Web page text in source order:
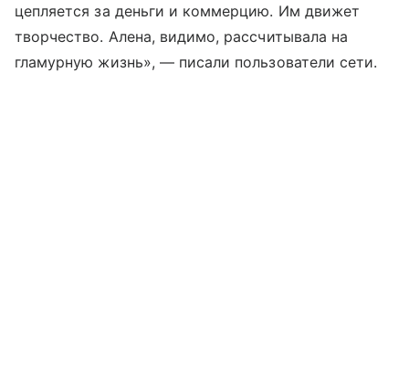
цепляется за деньги и коммерцию. Им движет
творчество. Алена, видимо, рассчитывала на
гламурную жизнь», — писали пользователи сети.